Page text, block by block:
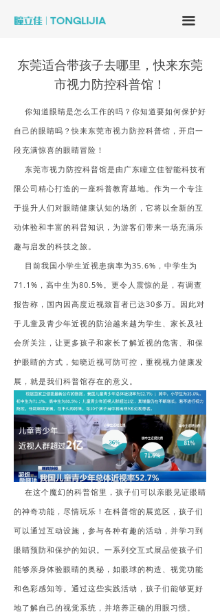
끀
东莞适合带孩子去哪里，快来东莞
市视力防控科普馆！
你知道眼睛是怎么工作的吗？你知道要如何保护好
自己的眼睛吗？快来东莞市视力防控科普馆，开启一
段充满惊喜的眼睛冒险！
东莞市视力防控科普馆是由广东瞳立佳智能科技有
限公司精心打造的一座科普教育基地。作为一个专注
于提升人们对眼睛健康认知的场所，它将以全新的互
动体验和丰富的科普知识，为游客们带来一场充满乐
趣与启发的科技之旅。
目前我国小学生近视患病率为35.6%，中学生为
71.1%，高中生为80.5%。更令人震惊的是，有调查
报告称，国内因高度近视致盲者已达30多万。因此对
于儿童及青少年近视的防治越来越为学生、家长及社
会所关注，让更多孩子和家长了解近视的危害、和保
护眼睛的方式，知晓近视可防可控，重视视力健康发
展，就是我们科普馆存在的意义。
在这个魔幻的科普馆里，孩子们可以亲眼见证眼睛
的神奇功能，尽情玩乐！在科普馆的展览区，孩子们
可以通过互动设施，参与各种有趣的活动，并学习到
眼睛预防和保护的知识。一系列交互式展品使孩子们
能够亲身体验眼睛的奥秘，如眼球的构造、视觉功能
和色彩感知等。通过这些实践活动，孩子们能够更好
地了解自己的视觉系统，并培养正确的用眼习惯。